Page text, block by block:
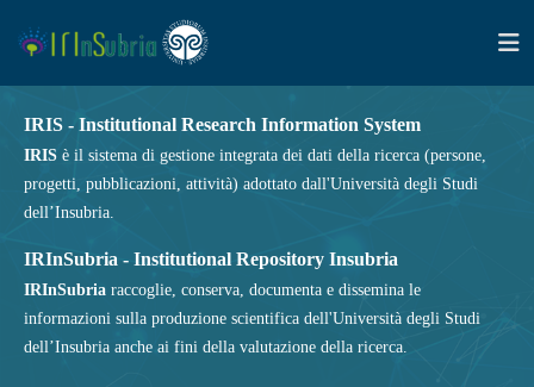
IRIS - Institutional Research Information System
IRIS è il sistema di gestione integrata dei dati della ricerca (persone,
progetti, pubblicazioni, attività) adottato dall'Università degli Studi
dell’Insubria.
IRInSubria - Institutional Repository Insubria
IRInSubria raccoglie, conserva, documenta e dissemina le
informazioni sulla produzione scientifica dell'Università degli Studi
dell’Insubria anche ai fini della valutazione della ricerca.